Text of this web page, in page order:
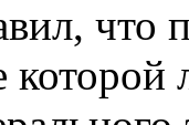
что